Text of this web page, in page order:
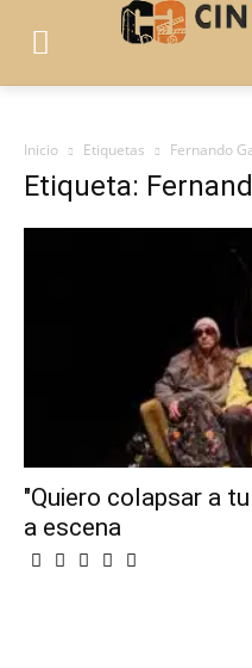
Inicio Etiquetas Fernando
Etiqueta:
"Quiero colapsar a
a escena